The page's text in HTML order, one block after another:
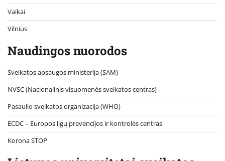
Vaikai
Vilnius
Naudingos nuorodos
Sveikatos apsaugos ministerija (SAM)
NVSC (Nacionalinis visuomenės sveikatos centras)
Pasaulio sveikatos organizacija (WHO)
ECDC – Europos ligų prevencijos ir kontrolės centras
Korona STOP